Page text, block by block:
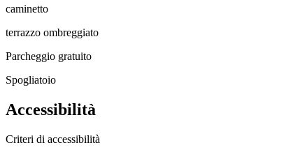
caminetto
terrazzo ombreggiato
Parcheggio gratuito
Spogliatoio
Accessibilità
Criteri di accessibilità